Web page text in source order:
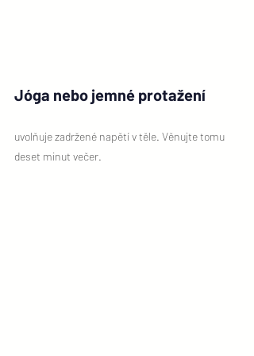
Jóga nebo jemné protažení
uvolňuje zadržené napětí v těle. Věnujte tomu
deset minut večer.